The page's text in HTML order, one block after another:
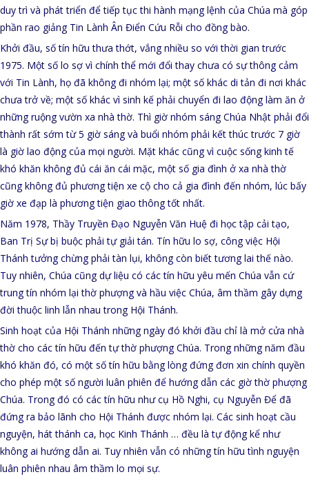
duy trì và phát triển để tiếp tục thi hành mạng lệnh của Chúa mà góp
phần rao giảng Tin Lành Ân Điển Cứu Rỗi cho đồng bào.
Khởi đầu, số tín hữu thưa thớt, vắng nhiều so với thời gian trước
1975. Một số lo sợ vì chính thể mới đổi thay chưa có sự thông cảm
với Tin Lành, họ đã không đi nhóm lại; một số khác di tản đi nơi khác
chưa trở về; một số khác vì sinh kế phải chuyển đi lao động làm ăn ở
những ruộng vườn xa nhà thờ. Thì giờ nhóm sáng Chúa Nhật phải đổi
thành rất sớm từ 5 giờ sáng và buổi nhóm phải kết thúc trước 7 giờ
là giờ lao động của mọi người. Mặt khác cũng vì cuộc sống kinh tế
khó khăn không đủ cái ăn cái mặc, một số gia đình ở xa nhà thờ
cũng không đủ phương tiện xe cộ cho cả gia đình đến nhóm, lúc bấy
giờ xe đạp là phương tiện giao thông tốt nhất.
Năm 1978, Thầy Truyền Đạo Nguyễn Văn Huệ đi học tập cải tạo,
Ban Trị Sự bị buộc phải tự giải tán. Tín hữu lo sợ, công việc Hội
Thánh tưởng chừng phải tàn lụi, không còn biết tương lai thế nào.
Tuy nhiên, Chúa cũng dự liệu có các tín hữu yêu mến Chúa vẫn cứ
trung tín nhóm lại thờ phượng và hầu việc Chúa, âm thầm gây dựng
đời thuộc linh lẫn nhau trong Hội Thánh.
Sinh hoạt của Hội Thánh những ngày đó khởi đầu chỉ là mở cửa nhà
thờ cho các tín hữu đến tự thờ phượng Chúa. Trong những năm đầu
khó khăn đó, có một số tín hữu bằng lòng đứng đơn xin chính quyền
cho phép một số người luân phiên để hướng dẫn các giờ thờ phượng
Chúa. Trong đó có các tín hữu như cụ Hồ Nghi, cụ Nguyễn Để đã
đứng ra bảo lãnh cho Hội Thánh được nhóm lại. Các sinh hoạt cầu
nguyện, hát thánh ca, học Kinh Thánh … đều là tự động kể như
không ai hướng dẫn ai. Tuy nhiên vẫn có những tín hữu tình nguyện
luân phiên nhau âm thầm lo mọi sự.